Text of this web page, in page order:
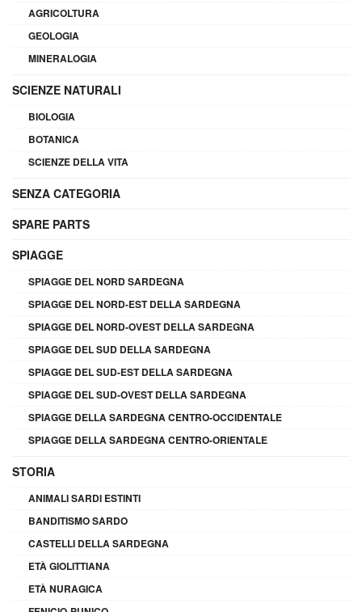
AGRICOLTURA
GEOLOGIA
MINERALOGIA
SCIENZE NATURALI
BIOLOGIA
BOTANICA
SCIENZE DELLA VITA
SENZA CATEGORIA
SPARE PARTS
SPIAGGE
SPIAGGE DEL NORD SARDEGNA
SPIAGGE DEL NORD-EST DELLA SARDEGNA
SPIAGGE DEL NORD-OVEST DELLA SARDEGNA
SPIAGGE DEL SUD DELLA SARDEGNA
SPIAGGE DEL SUD-EST DELLA SARDEGNA
SPIAGGE DEL SUD-OVEST DELLA SARDEGNA
SPIAGGE DELLA SARDEGNA CENTRO-OCCIDENTALE
SPIAGGE DELLA SARDEGNA CENTRO-ORIENTALE
STORIA
ANIMALI SARDI ESTINTI
BANDITISMO SARDO
CASTELLI DELLA SARDEGNA
ETÀ GIOLITTIANA
ETÀ NURAGICA